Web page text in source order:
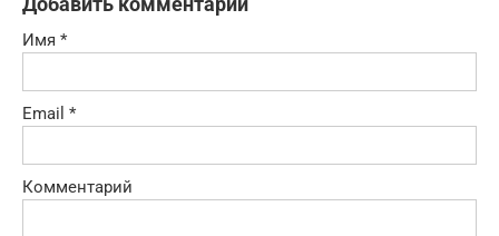
Имя *
Email *
Комментарий